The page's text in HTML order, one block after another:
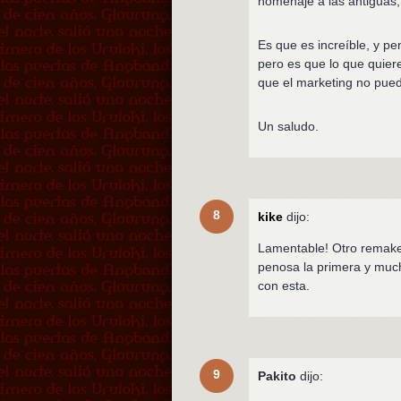
Es que es increíble, y
pero es que lo que
que el marketing no
Un saludo.
8 kike dijo:
Lamentable! Otro
penosa la primera y
con esta.
9 Pakito dijo: